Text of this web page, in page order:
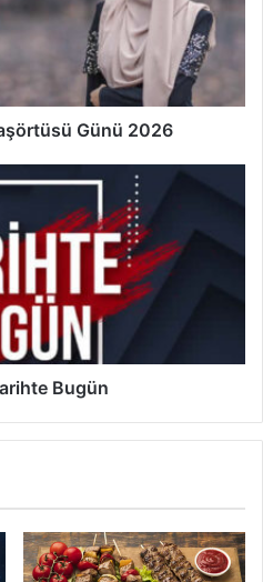
Günü 2026
Bugün